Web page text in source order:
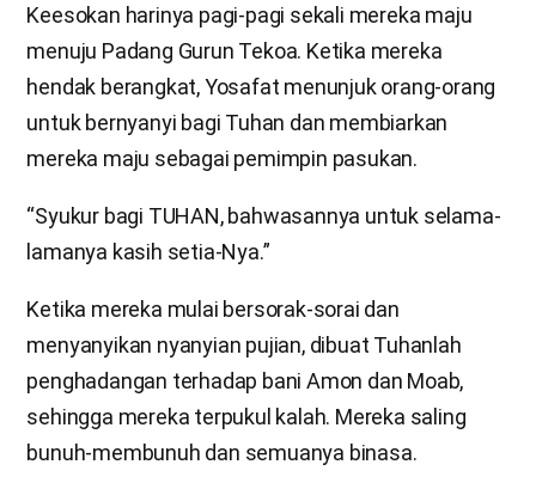
Keesokan harinya pagi-pagi sekali mereka maju
menuju Padang Gurun Tekoa. Ketika mereka
hendak berangkat, Yosafat menunjuk orang-orang
untuk bernyanyi bagi Tuhan dan membiarkan
mereka maju sebagai pemimpin pasukan.
“Syukur bagi TUHAN, bahwasannya untuk selama-
lamanya kasih setia-Nya.”
Ketika mereka mulai bersorak-sorai dan
menyanyikan nyanyian pujian, dibuat Tuhanlah
penghadangan terhadap bani Amon dan Moab,
sehingga mereka terpukul kalah. Mereka saling
bunuh-membunuh dan semuanya binasa.